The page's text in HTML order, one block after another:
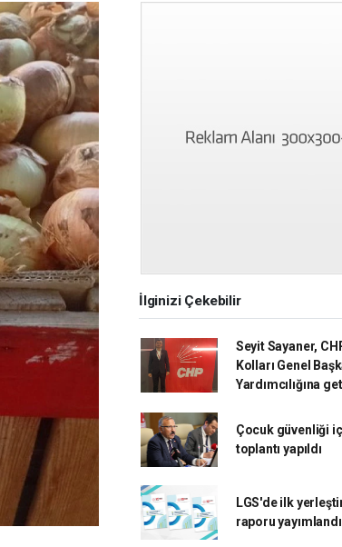
İlginizi Çekebilir
Seyit Sayaner,
Kolları Genel
Yardımcılığına
Çocuk güvenliği
toplantı yapıldı
LGS'de ilk
raporu yayımlandı